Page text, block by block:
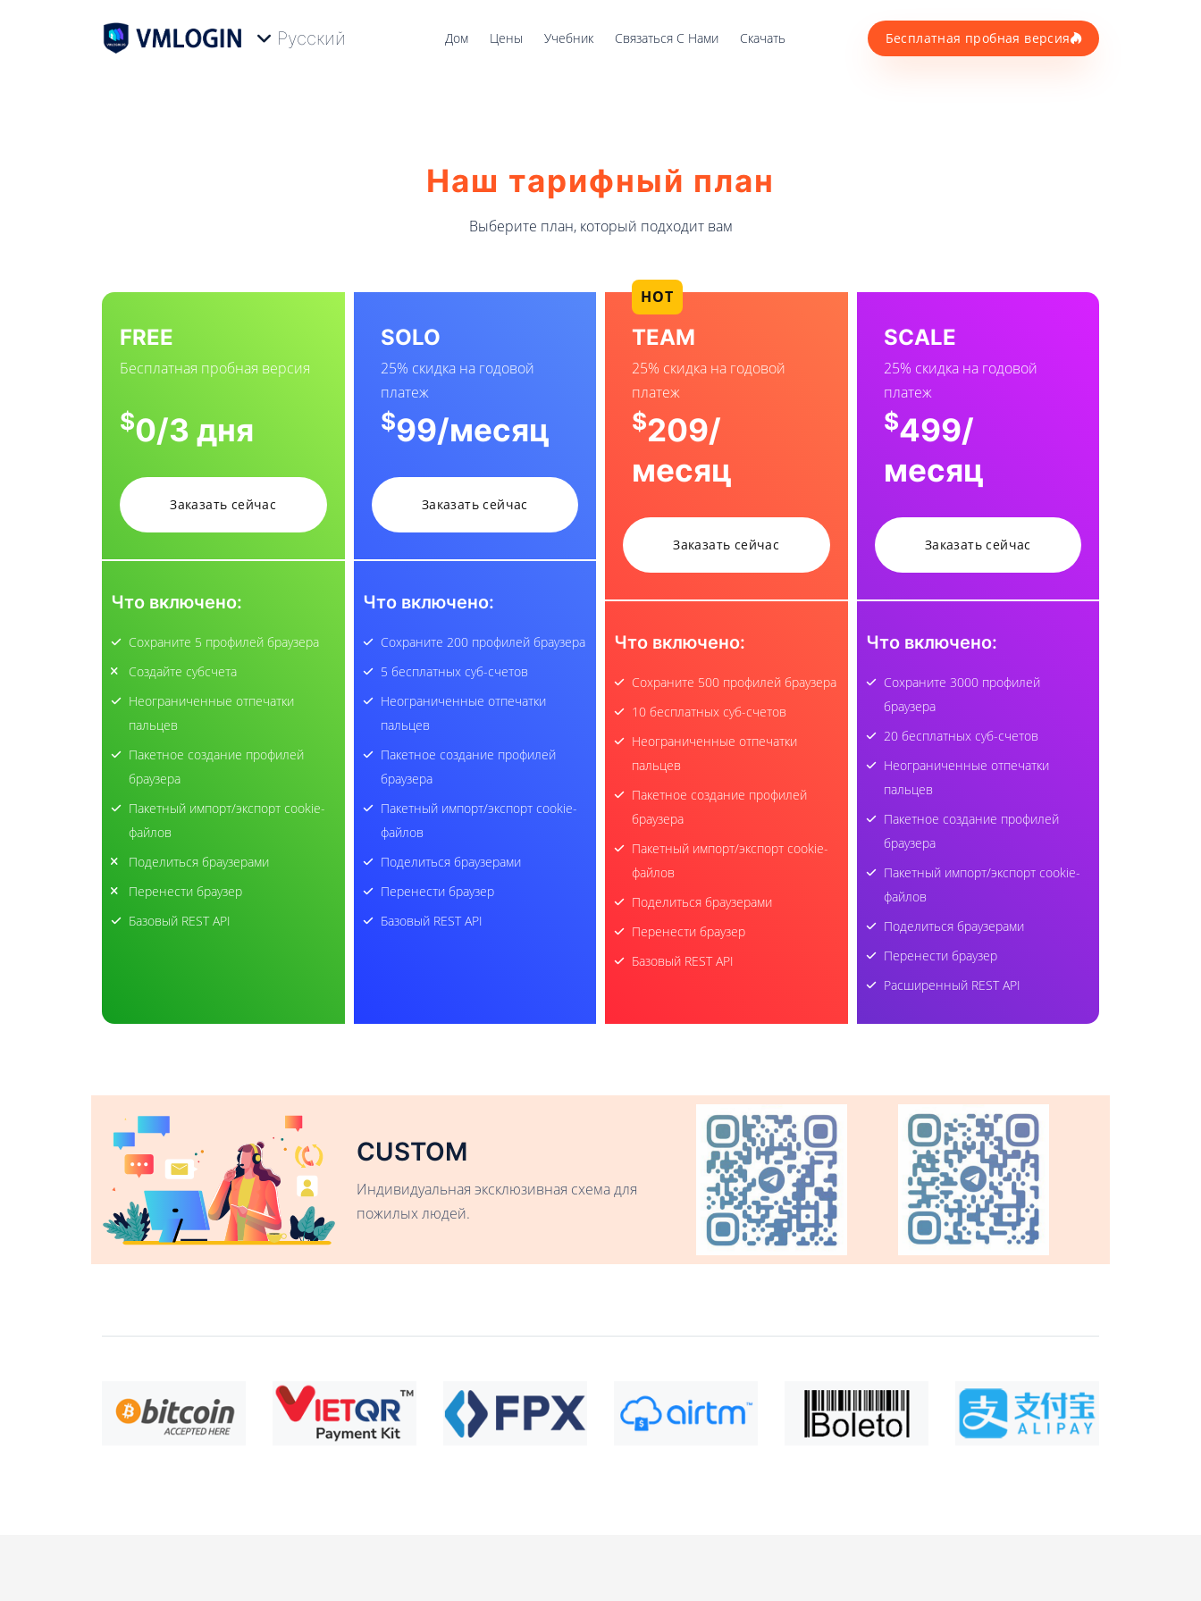
Русский Дом Цены Учебник Связаться С Нами Скачать Бесплатная пробная версия
Наш тарифный план
Выберите план, который подходит вам
FREE
Бесплатная пробная версия
$0/3 дня
Заказать сейчас
Что включено:
Сохраните 5 профилей браузера
Создайте субсчета
Неограниченные отпечатки
пальцев
Пакетное создание профилей
браузера
Пакетный импорт/экспорт cookie-
файлов
Поделиться браузерами
Перенести браузер
Базовый REST API
SOLO
25% скидка на годовой
платеж
$99/месяц
Заказать сейчас
Что включено:
Сохраните 200 профилей браузера
5 бесплатных суб-счетов
Неограниченные отпечатки
пальцев
Пакетное создание профилей
браузера
Пакетный импорт/экспорт cookie-
файлов
Поделиться браузерами
Перенести браузер
Базовый REST API
HOT
TEAM
25% скидка на годовой
платеж
$209/
месяц
Заказать сейчас
Что включено:
Сохраните 500 профилей браузера
10 бесплатных суб-счетов
Неограниченные отпечатки
пальцев
Пакетное создание профилей
браузера
Пакетный импорт/экспорт cookie-
файлов
Поделиться браузерами
Перенести браузер
Базовый REST API
SCALE
25% скидка на годовой
платеж
$499/
месяц
Заказать сейчас
Что включено:
Сохраните 3000 профилей
браузера
20 бесплатных суб-счетов
Неограниченные отпечатки
пальцев
Пакетное создание профилей
браузера
Пакетный импорт/экспорт cookie-
файлов
Поделиться браузерами
Перенести браузер
Расширенный REST API
CUSTOM
Индивидуальная эксклюзивная схема для
пожилых людей.